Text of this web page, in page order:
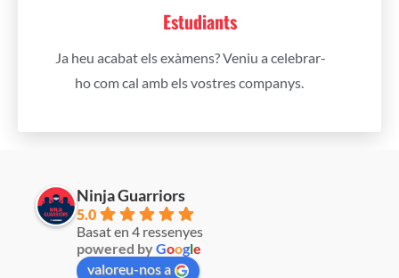
Estudiants
Ja heu acabat els exàmens? Veniu a celebrar-
ho com cal amb els vostres companys.
Ninja Guarriors
5.0
Basat en 4 ressenyes
powered byGoogle
valoreu-nos a